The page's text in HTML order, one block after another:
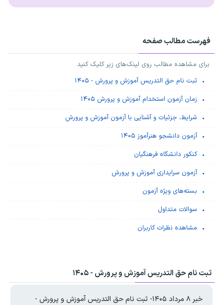
فهرست مطالب صفحه
برای مشاهده مطالب روی لینک‌های زیر کلیک کنید
ثبت نام حق التدریس آموزش و پرورش - ۱۴۰۵
زمان آزمون استخدام آموزش و پرورش ۱۴۰۵
شرایط، جزئیات و آشنایی با آزمون آموزش و پرورش
آزمون دانشجو هنرآموز ۱۴۰۵
کنکور دانشگاه فرهنگیان
آزمون سرایداری آموزش و پرورش
بسته‌های ویژه آزمون
سوالات متداول
مشاهده نظرات کاربران
ثبت نام حق التدریس آموزش و پرورش - ۱۴۰۵
خبر ۸ مرداد ۱۴۰۵- ثبت نام حق التدریس آموزش و پرورش -